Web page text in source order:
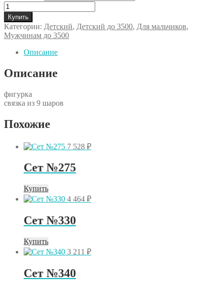
Количество
товара
Сет
№5.420
Купить
Категории: Детский, Детский до 3500, Для мальчиков,
Мужчинам до 3500
Описание
Описание
фигурка
связка из 9 шаров
Похожие
7 528 ₽
Сет №275
Купить
4 464 ₽
Сет №330
Купить
3 211 ₽
Сет №340